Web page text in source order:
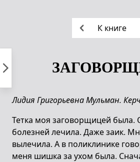
К книге
Лидия Григорьевна Мульман.
Тетка моя заговорщицей была.
болезней лечила. Даже заик.
вылечила. А в поликлинике
меня шишка за ухом была.